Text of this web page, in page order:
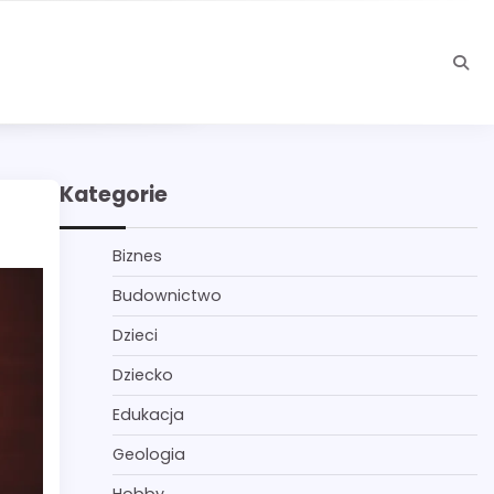
Kategorie
Biznes
Budownictwo
Dzieci
Dziecko
Edukacja
Geologia